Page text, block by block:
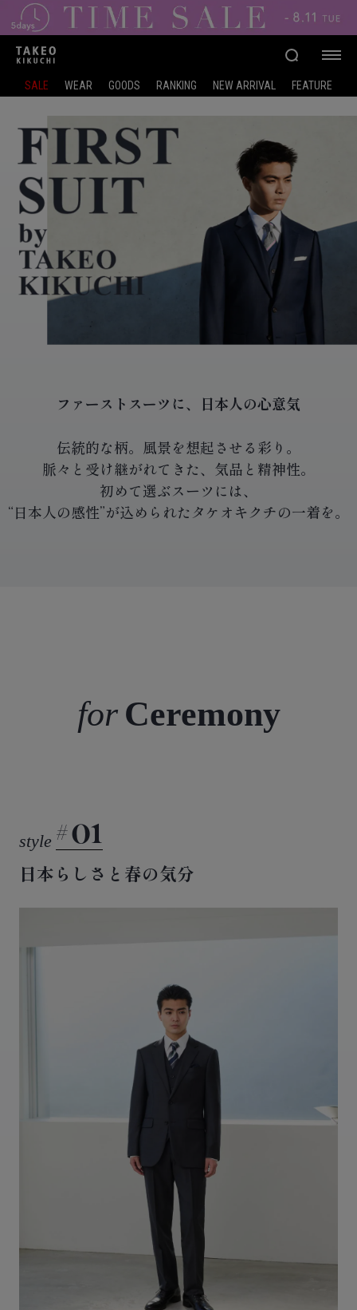
SALE WEAR GOODS RANKING NEW ARRIVAL FEATURE
ファーストスーツに、日本人の心意気
伝統的な柄。風景を想起させる彩り。
脈々と受け継がれてきた、気品と精神性。
初めて選ぶスーツには、
“日本人の感性”が込められたタケオキクチの一着を。
Ceremony
01
日本らしさと春の気分